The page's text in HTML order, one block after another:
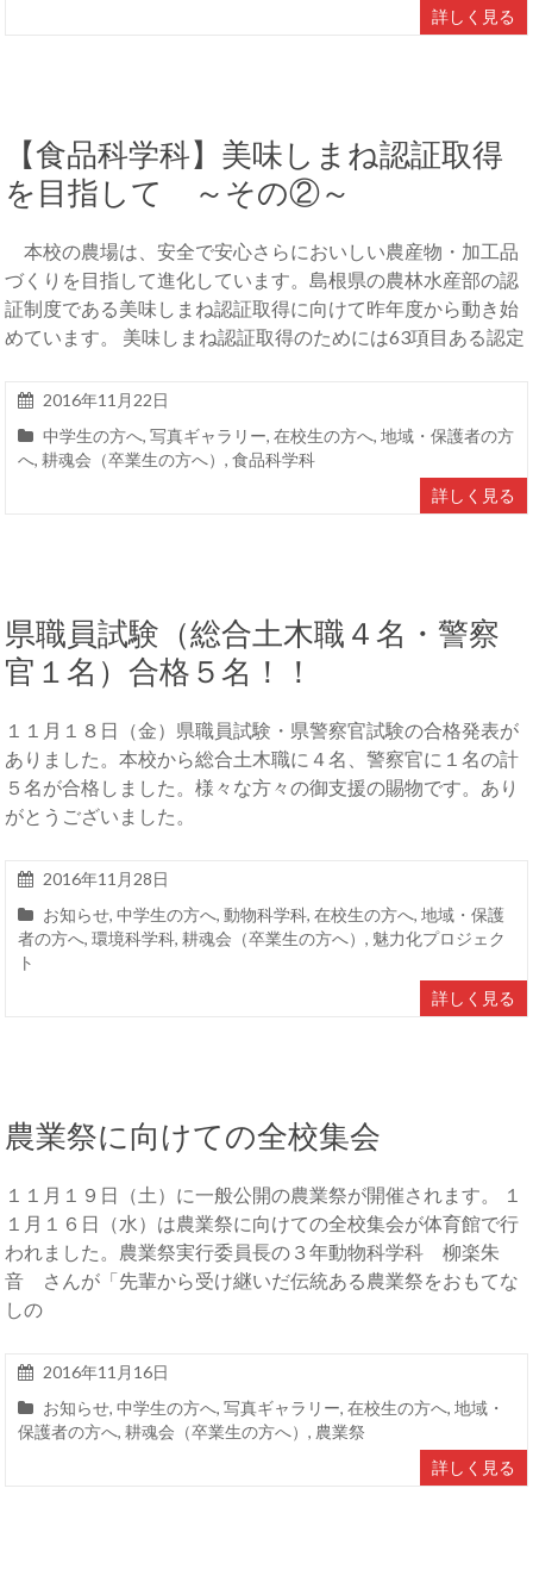
詳しく見る
【食品科学科】美味しまね認証取得
を目指して ～その②～
本校の農場は、安全で安心さらにおいしい農産物・加工品
づくりを目指して進化しています。島根県の農林水産部の認
証制度である美味しまね認証取得に向けて昨年度から動き始
めています。 美味しまね認証取得のためには63項目ある認定
2016年11月22日
中学生の方へ,写真ギャラリー,在校生の方へ,地域・保護者の方
へ,耕魂会（卒業生の方へ）,食品科学科
詳しく見る
県職員試験（総合土木職４名・警察
官１名）合格５名！！
１１月１８日（金）県職員試験・県警察官試験の合格発表が
ありました。本校から総合土木職に４名、警察官に１名の計
５名が合格しました。様々な方々の御支援の賜物です。あり
がとうございました。
2016年11月28日
お知らせ,中学生の方へ,動物科学科,在校生の方へ,地域・保護
者の方へ,環境科学科,耕魂会（卒業生の方へ）, 魅力化プロジェク
ト
詳しく見る
農業祭に向けての全校集会
１１月１９日（土）に一般公開の農業祭が開催されます。 １
１月１６日（水）は農業祭に向けての全校集会が体育館で行
われました。農業祭実行委員長の３年動物科学科 柳楽朱
音 さんが「先輩から受け継いだ伝統ある農業祭をおもてな
しの
2016年11月16日
お知らせ,中学生の方へ,写真ギャラリー,在校生の方へ,地域・
保護者の方へ,耕魂会（卒業生の方へ）, 農業祭
詳しく見る